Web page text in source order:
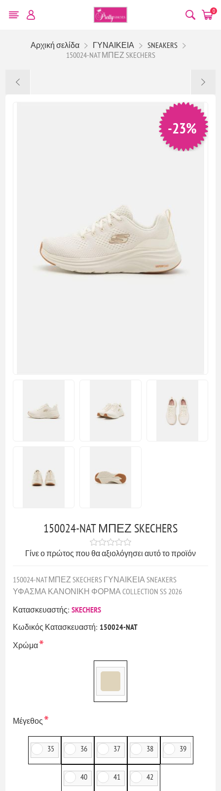
0
Αρχική σελίδα ΓΥΝΑΙΚΕΙΑ
SNEAKERS
150024-NAT ΜΠΕΖ SKECHERS
-23%
150024-NAT ΜΠΕΖ SKECHERS
Γίνε ο πρώτος που θα αξιολόγησει αυτό το προϊόν
150024-NAT ΜΠΕΖ SKECHERS ΓΥΝΑΙΚΕΙΑ SNEAKERS
ΥΦΑΣΜΑ ΚΑΝΟΝΙΚΗ ΦΟΡΜΑ COLLECTION SS 2026
Κατασκευαστής: SKECHERS
Κωδικός Κατασκευαστή: 150024-NAT
Χρώμα*
Μέγεθος*
35 36 37 38 39
40 41 42